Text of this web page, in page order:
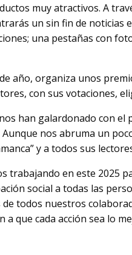
muy atractivos. A
un sin fin de noticias
una pestañas con
año, organiza unos
con sus votaciones,
han galardonado con el
Aunque nos abruma un
y a todos sus
trabajando en este 2025
social a todas las
todos nuestros
a que cada acción sea lo